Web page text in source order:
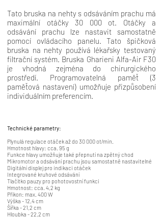
Tato bruska na nehty s odsáváním prachu má
maximální otáčky 30 000 ot. Otáčky a
odsávání prachu lze nastavit samostatně
pomocí ovládacího panelu. Tato špičková
bruska na nehty používá lékařsky testovaný
filtrační systém. Bruska Gharieni Alfa-Air F30
je vhodná zejména do chirurgického
prostředí. Programovatelná paměť (3
paměťová nastavení) umožňuje přizpůsobení
individuálním preferencím.
Technické parametry:
Plynulá regulace otáček až do 30 000 ot/min.
Hmotnost hlavy: cca. 95 g
Funkce hlavy umožňuje také přepnutí na zpětný chod
Mikromotor a odsávání prachu jsou samostatně nastavitelné
Digitální displej pro indikaci otáček
Integrované kruhové odsávání
Tlačítko pauzy pro pohotovostní funkci
Hmotnost: cca. 4,2 kg
Příkon: max. 400 W
Výška - 12,4 cm
Šířka - 21,2 cm
Hloubka - 22,2 cm